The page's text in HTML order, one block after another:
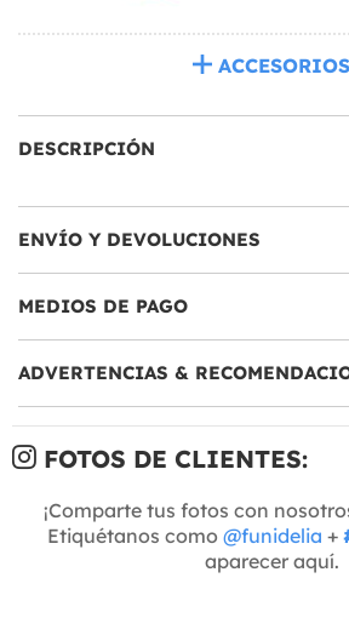
ACCESORIOS
DESCRIPCIÓN
ENVÍO Y DEVOLUCIONES
MEDIOS DE PAGO
ADVERTENCIAS &
FOTOS DE CLIENTES:
¡Comparte tus fotos con
Etiquétanos como @funidelia +
aparecer aquí.